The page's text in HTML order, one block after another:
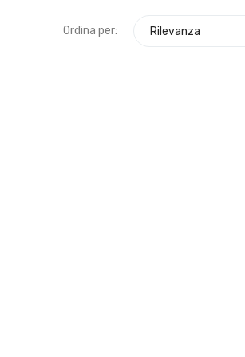
Ordina per: Rilevanza